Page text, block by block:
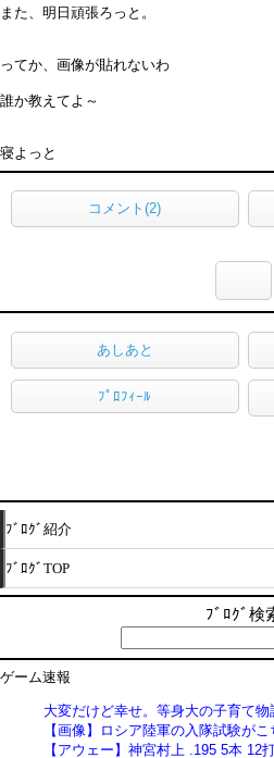
また、明日頑張ろっと。
ってか、画像が貼れないわ
誰か教えてよ～
寝よっと
コメント(2)
あしあと
ﾌﾟﾛﾌｨｰﾙ
ﾌﾞﾛｸﾞ紹介
ﾌﾞﾛｸﾞTOP
ﾌﾞﾛｸﾞ検
ゲーム速報
大変だけど幸せ。等身大の子育て物
【画像】ロシア陸軍の入隊試験が
【アウェー】神宮村上 .195 5本 12